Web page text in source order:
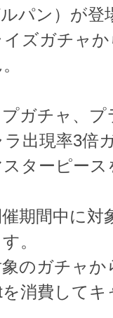
パン）が登
ズガチャ
ガチャ、
出現率3倍
ターピー
期間中に対
。
のガチャか
消費して